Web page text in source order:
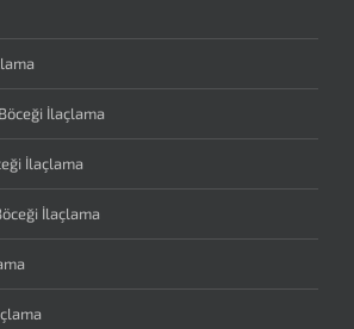
İlaçlama
İlaçlama
İlaçlama